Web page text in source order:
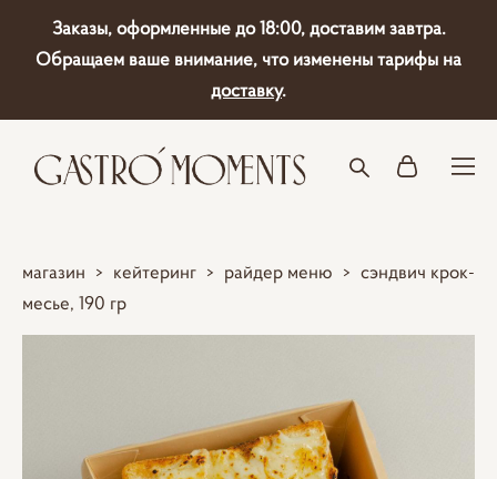
Заказы, оформленные до 18:00, доставим завтра.
Обращаем ваше внимание, что изменены тарифы на
доставку.
магазин > кейтеринг > райдер меню > сэндвич крок-
месье, 190 гр